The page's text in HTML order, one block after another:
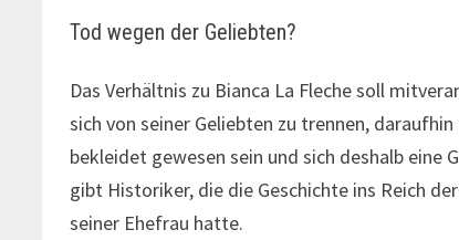
Tod wegen der Geliebten?
Das Verhältnis zu Bianca La Fleche soll
sich von seiner Geliebten zu trennen,
bekleidet gewesen sein und sich deshalb eine
gibt Historiker, die die Geschichte ins Reich
seiner Ehefrau hatte.